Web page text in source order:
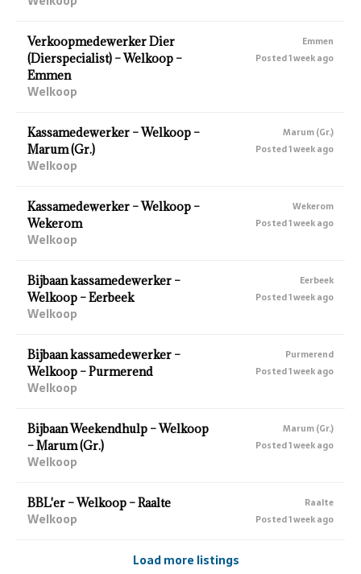
Verkoopmedewerker Dier
(Dierspecialist) – Welkoop –
Emmen
Welkoop
Emmen
Posted 1 week ago
Kassamedewerker – Welkoop –
Marum (Gr.)
Welkoop
Marum (Gr.)
Posted 1 week ago
Kassamedewerker – Welkoop –
Wekerom
Welkoop
Wekerom
Posted 1 week ago
Bijbaan kassamedewerker –
Welkoop – Eerbeek
Welkoop
Eerbeek
Posted 1 week ago
Bijbaan kassamedewerker –
Welkoop – Purmerend
Welkoop
Purmerend
Posted 1 week ago
Bijbaan Weekendhulp – Welkoop
– Marum (Gr.)
Welkoop
Marum (Gr.)
Posted 1 week ago
BBL'er – Welkoop – Raalte
Welkoop
Raalte
Posted 1 week ago
Load more listings